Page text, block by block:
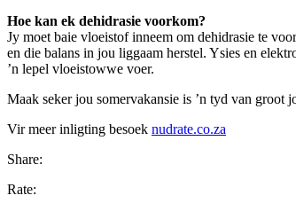
Hoe kan ek dehidrasie voorkom?
Jy moet baie vloeistof inneem om dehidrasie te
en die balans in jou liggaam herstel. Ysies en
’n lepel vloeistowwe voer.
Maak seker jou somervakansie is ’n tyd van groot
Vir meer inligting besoek nudrate.co.za
Share:
Rate: